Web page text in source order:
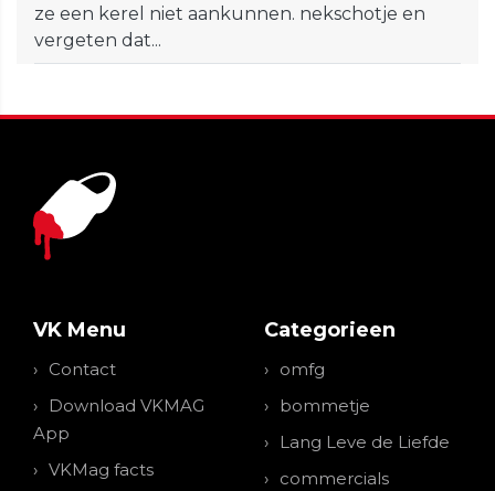
ze een kerel niet aankunnen. nekschotje en
vergeten dat...
VK Menu
Contact
Download VKMAG
App
VKMag facts
Categorieen
omfg
bommetje
Lang Leve de Liefde
commercials